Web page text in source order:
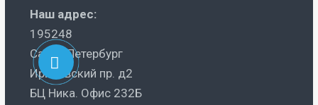
Наш адрес:
195248
Санкт-Петербург
Ириновский пр. д2
БЦ Ника. Офис 232Б